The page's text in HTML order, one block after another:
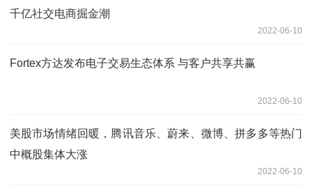
千亿社交电商掘金潮
2022-06-10
Fortex方达发布电子交易生态体系 与客户共享共赢
2022-06-10
美股市场情绪回暖，腾讯音乐、蔚来、微博、拼多多等热门
中概股集体大涨
2022-06-10